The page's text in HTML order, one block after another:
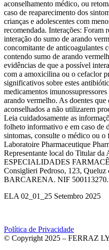
aconselhamento médico, ou
caso de reaparecimento dos
crianças e adolescentes com
recomendada. Interações: Foram
interação do sumo de arando
concomitante de anticoagulantes
contendo sumo de arando
evidências de que a possível
com a amoxicilina ou o cefaclor
significativos sobre estes
medicamentos
arando vermelho. As doentes
aconselhados a não utilizarem
Leia cuidadosamente as
folheto informativo e em caso de
sintomas, consulte o médico ou
Laboratoire Pharmaceutique
Representante local do Titular
ESPECIALIDADES
Consiglieri Pedroso, 123, Queluz
BARCARENA. NIF 500113270.
ELA 02_01_25 Setembro 2025
Política de Privacidade
© Copyright 2025 – FERRAZ